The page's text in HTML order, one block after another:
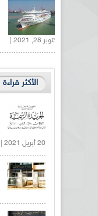
أكتوبر 28, 2021 |
الأكثر قراءة
20 أبريل 2021 |